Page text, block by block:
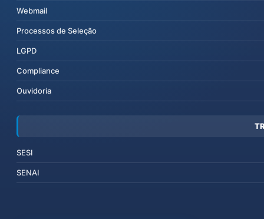
Webmail
Processos de Seleção
LGPD
Compliance
Ouvidoria
SESI
SENAI